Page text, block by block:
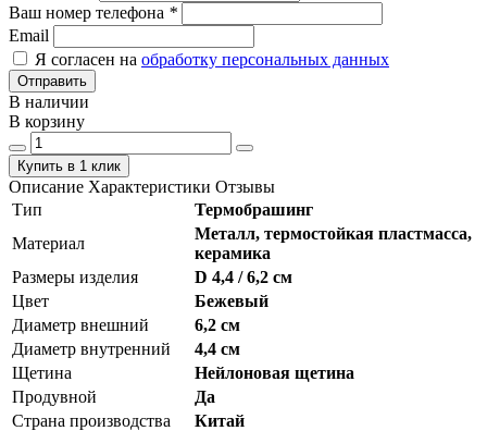
Ваш номер телефона *
Email
Я согласен на обработку персональных данных
Отправить
В наличии
В корзину
Купить в 1 клик
Описание Характеристики Отзывы
Тип
Термобрашинг
Материал
Металл, термостойкая пластмасса,
керамика
Размеры изделия
D 4,4 / 6,2 см
Цвет
Бежевый
Диаметр внешний
6,2 см
Диаметр внутренний
4,4 см
Щетина
Нейлоновая щетина
Продувной
Да
Страна производства
Китай